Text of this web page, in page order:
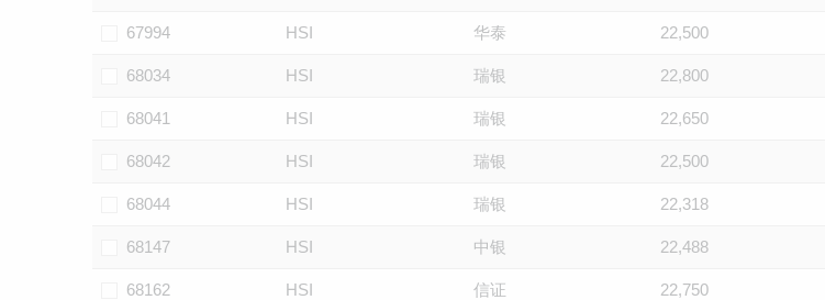
67994 HSI 华泰 22,500
68034 HSI 瑞银 22,800
68041 HSI 瑞银 22,650
68042 HSI 瑞银 22,500
68044 HSI 瑞银 22,318
68147 HSI 中银 22,488
68162 HSI 信证 22,750